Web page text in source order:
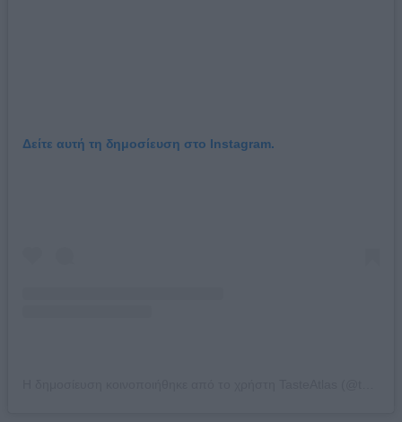
Δείτε αυτή τη δημοσίευση στο Instagram.